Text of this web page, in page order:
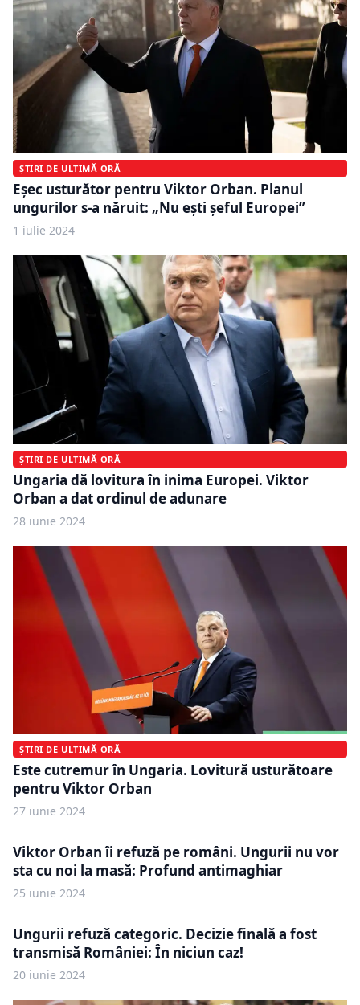
ȘTIRI DE ULTIMĂ ORĂ
Eșec usturător pentru Viktor Orban. Planul
ungurilor s-a năruit: „Nu ești șeful Europei”
1 iulie 2024
ȘTIRI DE ULTIMĂ ORĂ
Ungaria dă lovitura în inima Europei. Viktor
Orban a dat ordinul de adunare
28 iunie 2024
ȘTIRI DE ULTIMĂ ORĂ
Este cutremur în Ungaria. Lovitură usturătoare
pentru Viktor Orban
27 iunie 2024
Viktor Orban îi refuză pe români. Ungurii nu vor
sta cu noi la masă: Profund antimaghiar
25 iunie 2024
Ungurii refuză categoric. Decizie finală a fost
transmisă României: În niciun caz!
20 iunie 2024